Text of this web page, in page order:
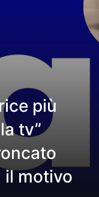
più
tv”
il motivo